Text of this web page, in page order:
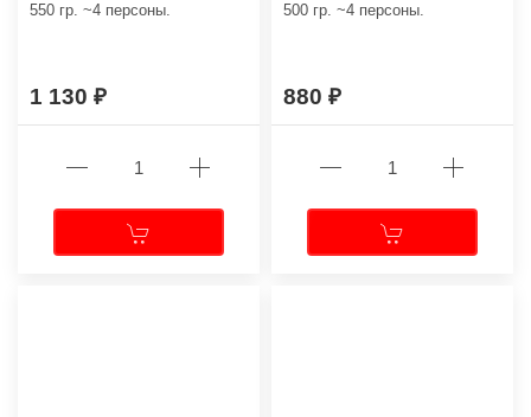
550 гр. ~4 персоны.
1 130
500 гр. ~4 персоны.
880